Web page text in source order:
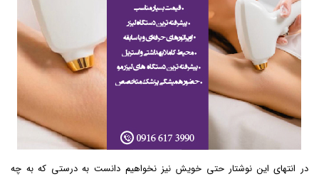
در انتهای این نوشتار حتی خویش نیز نخواهیم دانست به درستی که به چه